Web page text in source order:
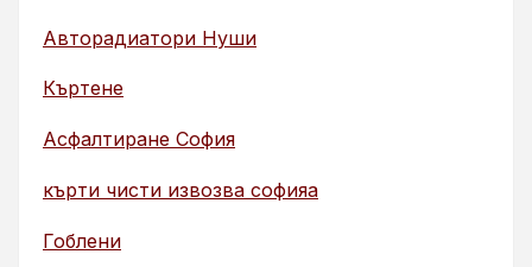
Авторадиатори Нуши
Къртене
Асфалтиране София
кърти чисти извозва софияа
Гоблени